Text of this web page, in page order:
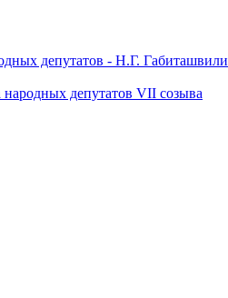
депутатов - Н.Г. Габиташвили
депутатов VII созыва